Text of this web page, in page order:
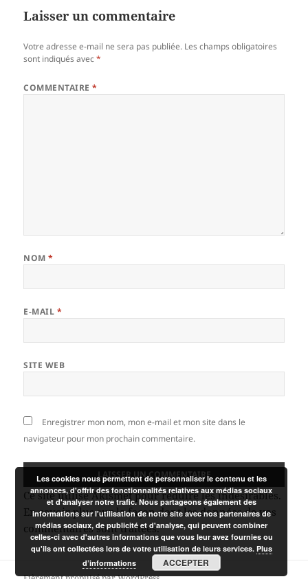
Laisser un commentaire
Votre adresse e-mail ne sera pas publiée. Les champs obligatoires
sont indiqués avec*
COMMENTAIRE*
NOM*
E-MAIL *
SITE WEB
Enregistrer mon nom, mon e-mail et mon site dans le
navigateur pour mon prochain commentaire.
Ce site utilise Akismet pour réduire les indésirables.
En savoir plus sur la façon dont les données de vos
commentaires sont traitées.
Les cookies nous permettent de personnaliser le contenu et les
annonces, d'offrir des fonctionnalités relatives aux médias sociaux
et d'analyser notre trafic. Nous partageons également des
informations sur l'utilisation de notre site avec nos partenaires de
médias sociaux, de publicité et d'analyse, qui peuvent combiner
celles-ci avec d'autres informations que vous leur avez fournies ou
qu'ils ont collectées lors de votre utilisation de leurs services. Plus
d’informations
ACCEPTER